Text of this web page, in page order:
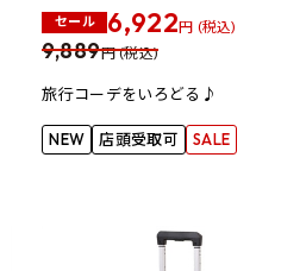
セール 6,922円 (税込)
9,889円 (税込)
旅行コーデをいろどる♪
NEW 店頭受取可 SALE